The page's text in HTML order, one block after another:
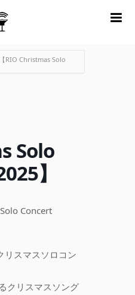
RIO Christmas Solo
Solo
】
Concert
リスマスソロコン
クリスマスソング